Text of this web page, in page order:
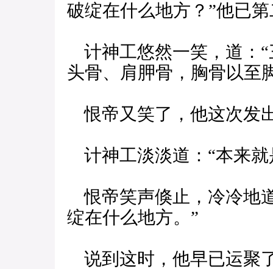
破绽在什么地方？”他已
计神工悠然一笑，道：
头骨、肩胛骨，胸骨以至
恨帝又笑了，他这次发
计神工淡淡道：“本来就
恨帝笑声倏止，冷冷地
绽在什么地方。”
说到这时，他早已运聚